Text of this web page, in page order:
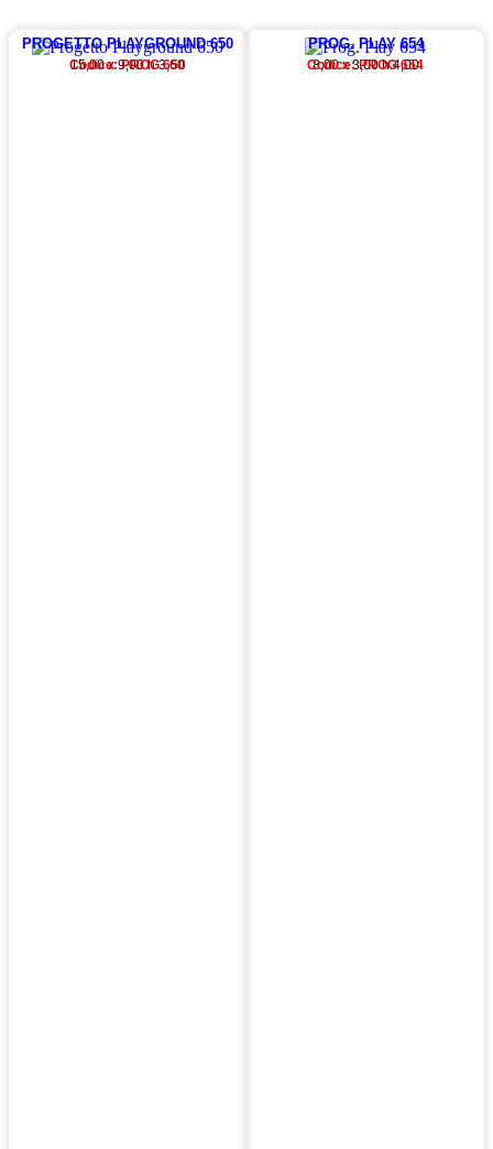
PROGETTO PLAYGROUND 650
15,00 x 9,00 h 3,60
Codice: PROG 650
PROG. PLAY 654
8,00 x 3,00 h 4,00
Codice: PROG 654